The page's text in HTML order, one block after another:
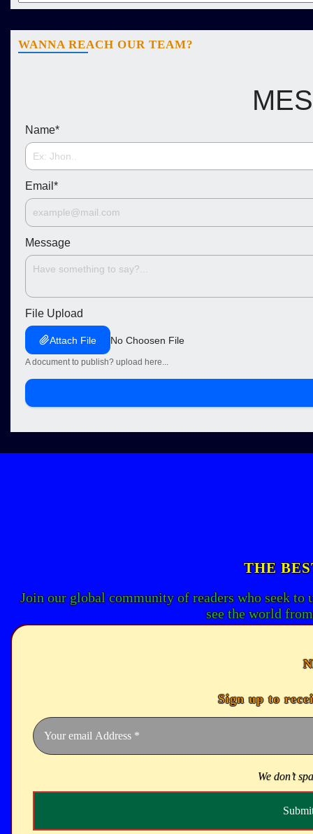
WANNA REACH OUR TEAM?
Name*
Email *
Message
File Upload
Attach File No Choosen File
A document to publish? upload here...
THE
Join our global community of readers who seek
see the world
Sign up to
We don’t